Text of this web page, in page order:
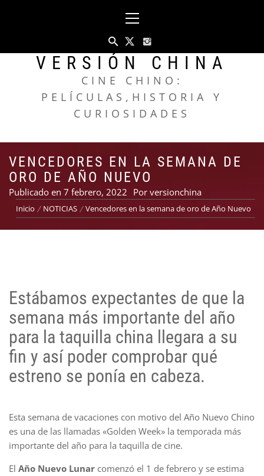
principal
VERSIÓN CHINA
CINE CHINO:
PELÍCULAS,HISTORIA Y
CURIOSIDADES
VENCEDORES EN LA SEMANA DE
ORO DE AÑO NUEVO
Publicado en 7 febrero, 2022 Por versionchina
Inicio NOTICIAS Vencedores en la semana de oro de Año Nuevo
Estábamos expectantes de que la
semana más importante del año
para la taquilla china llegara a su
fin y así poder comprobar qué
estreno se ponía en cabeza.
Esta semana de vacaciones con motivo del Año Nuevo Chino
es una de las llamadas «Golden Week» la temporada más
importante del año para la taquilla de cine.
El Año Nuevo Lunar comenzó el 1 de febrero y se estima